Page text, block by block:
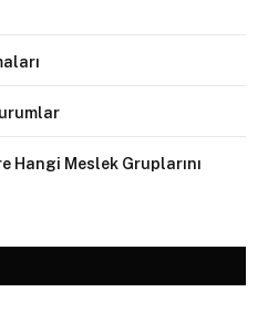
Hangi Meslek Gruplarını